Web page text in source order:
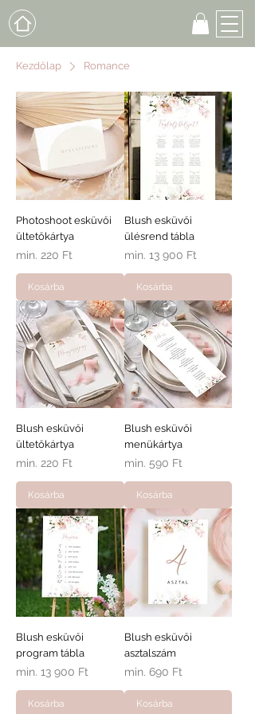
Kezdőlap Romance
Photoshoot esküvői
ültetőkártya
min. 220 Ft
Akciós ár
Kosárba
Blush esküvői
ülésrend tábla
min. 13 900 Ft
Akciós ár
Kosárba
Blush esküvői
ültetőkártya
min. 220 Ft
Akciós ár
Kosárba
Blush esküvői
menükártya
min. 590 Ft
Akciós ár
Kosárba
Blush esküvői
program tábla
min. 13 900 Ft
Akciós ár
Kosárba
Blush esküvői
asztalszám
min. 690 Ft
Akciós ár
Kosárba